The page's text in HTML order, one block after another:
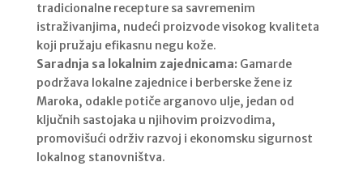
tradicionalne recepture sa savremenim
istraživanjima, nudeći proizvode visokog kvaliteta
koji pružaju efikasnu negu kože.
Saradnja sa lokalnim zajednicama:Gamarde
podržava lokalne zajednice i berberske žene iz
Maroka, odakle potiče arganovo ulje, jedan od
ključnih sastojaka u njihovim proizvodima,
promovišući održiv razvoj i ekonomsku sigurnost
lokalnog stanovništva.